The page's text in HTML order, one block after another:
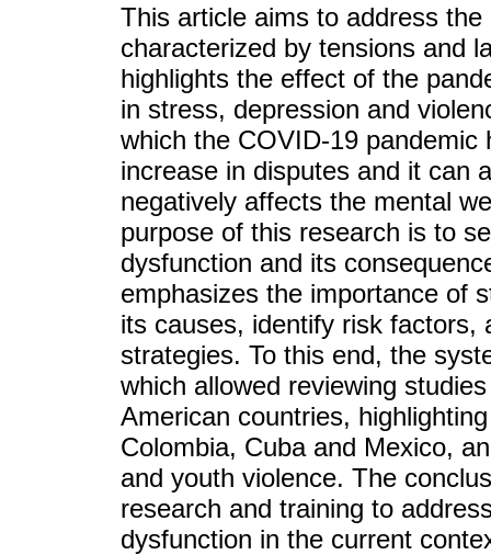
This article aims to address
characterized by tensions and
highlights the effect of the
in stress, depression and
which the COVID-19
increase in disputes and it can
negatively affects the mental
purpose of this research is to
dysfunction and its
emphasizes the importance of
its causes, identify risk factors,
strategies. To this end, the
which allowed reviewing
American countries,
Colombia, Cuba and Mexico,
and youth violence. The
research and training to
dysfunction in the current